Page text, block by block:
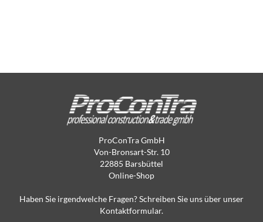
ProConTra GmbH
Von-Bronsart-Str. 10
22885 Barsbüttel
Online-Shop
Haben Sie irgendwelche Fragen? Schreiben Sie uns über unser
Kontaktformular.